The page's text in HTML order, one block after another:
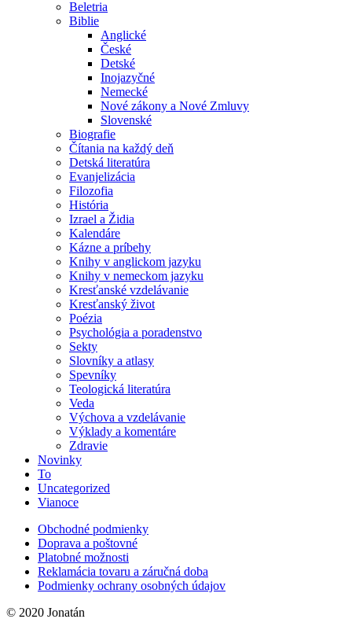
Beletria
Biblie
Anglické
České
Detské
Inojazyčné
Nemecké
Nové zákony a Nové Zmluvy
Slovenské
Biografie
Čítania na každý deň
Detská literatúra
Evanjelizácia
Filozofia
História
Izrael a Židia
Kalendáre
Kázne a príbehy
Knihy v anglickom jazyku
Knihy v nemeckom jazyku
Kresťanské vzdelávanie
Kresťanský život
Poézia
Psychológia a poradenstvo
Sekty
Slovníky a atlasy
Spevníky
Teologická literatúra
Veda
Výchova a vzdelávanie
Výklady a komentáre
Zdravie
Novinky
To
Uncategorized
Vianoce
Obchodné podmienky
Doprava a poštovné
Platobné možnosti
Reklamácia tovaru a záručná doba
Podmienky ochrany osobných údajov
© 2020 Jonatán